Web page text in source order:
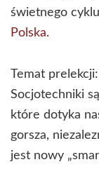
świetnego
Polska.
Temat prelekcji:
Socjotechniki
które dotyka
gorsza,
jest nowy